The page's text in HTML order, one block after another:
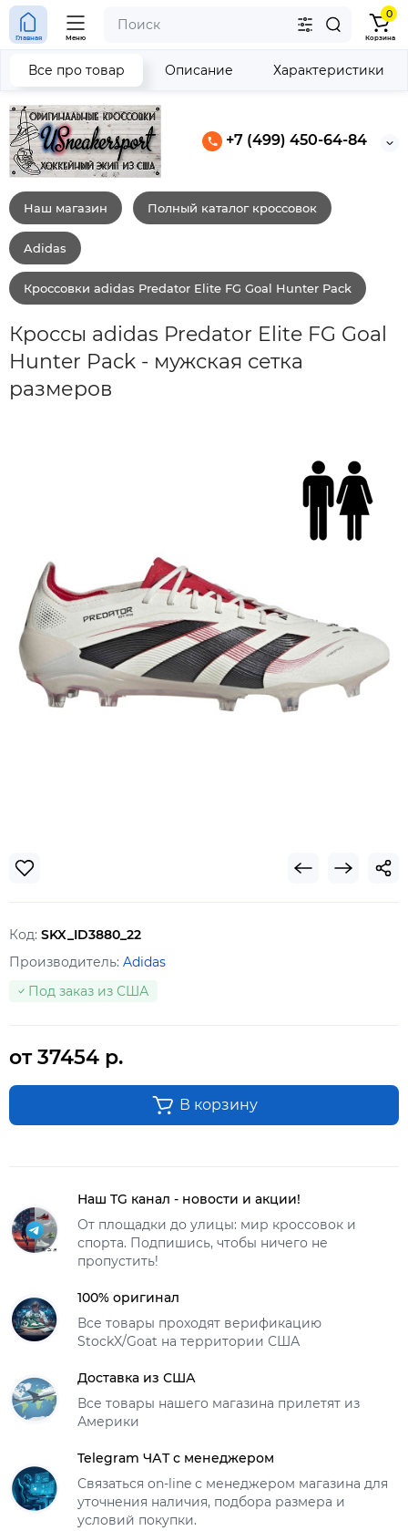
+7 (499) 450-64-84
Главная Меню
0
Корзина
Наш магазин Полный каталог кроссовок
Adidas
Кроссовки adidas Predator Elite FG Goal Hunter Pack
Кроссы adidas Predator Elite FG Goal
Hunter Pack - мужская сетка
размеров
Все про товар Описание Характеристики
Код: SKX_ID3880_22
Производитель: Adidas
Под заказ из США
от 37454 р.
В корзину
Наш TG канал - новости и акции!
От площадки до улицы: мир кроссовок и
спорта. Подпишись, чтобы ничего не
пропустить!
100% оригинал
Все товары проходят верификацию
StockX/Goat на территории США
Доставка из США
Все товары нашего магазина прилетят из
Америки
Telegram ЧАТ с менеджером
Связаться on-line с менеджером магазина для
уточнения наличия, подбора размера и
условий покупки.